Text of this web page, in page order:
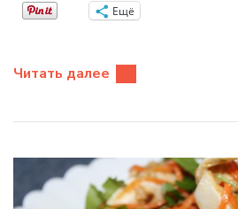
Ещё
Читать далее